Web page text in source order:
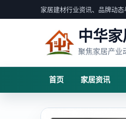
家居建材行业资讯、品牌动态
中华家
聚焦家居产业
首页 家居资讯